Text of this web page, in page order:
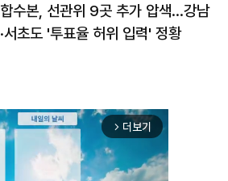
합수본, 선관위 9곳 추가 압색…강남
·서초도 '투표율 허위 입력' 정황
arrow_forward_ios 더보기